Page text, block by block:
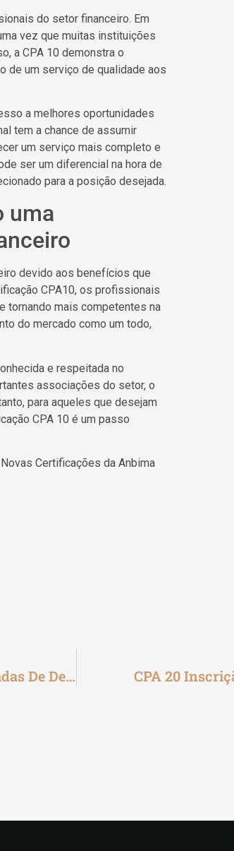
do setor financeiro. Em
vez que muitas instituições
a CPA 10 demonstra o
de um serviço de qualidade aos
a melhores oportunidades
tem a chance de assumir
um serviço mais completo e
ser um diferencial na hora de
para a posição desejada.
uma
devido aos benefícios que
CPA10, os profissionais
tornando mais competentes na
do mercado como um todo,
e respeitada no
associações do setor, o
para aqueles que desejam
CPA 10 é um passo
Certificações da Anbima
Educação Financeira: Sua Importância Para Tomadas De Decisão CPA 20